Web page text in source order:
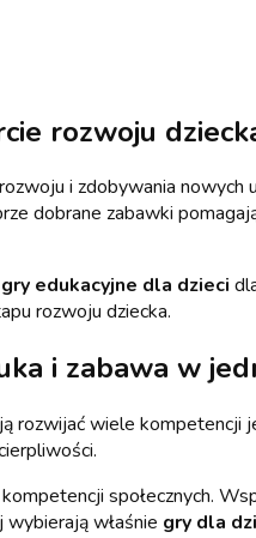
rozwoju
i zdobywania
dobrane zabawki
gry edukacyjne dla dzieci
rozwoju dziecka.
i zabawa w
rozwijać wiele kompetencji
społecznych.
wybierają właśnie gry dla